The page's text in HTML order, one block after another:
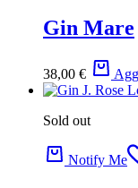
Gin Mare
38,00 €
Sold out
Notify Me